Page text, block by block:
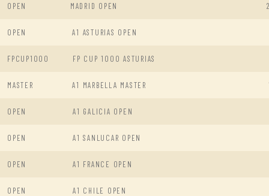
OPEN MADRID OPEN
OPEN A1 ASTURIAS OPEN
FPCUP1000 FP CUP 1000 ASTURIAS
MASTER A1 MARBELLA MASTER
OPEN A1 GALICIA OPEN
OPEN A1 SANLUCAR OPEN
OPEN A1 FRANCE OPEN
OPEN A1 CHILE OPEN